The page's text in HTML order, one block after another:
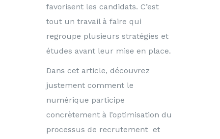
favorisent les candidats. C’est
tout un travail à faire qui
regroupe plusieurs stratégies et
études avant leur mise en place.
Dans cet article, découvrez
justement comment le
numérique participe
concrètement à l’optimisation du
processus de recrutement et